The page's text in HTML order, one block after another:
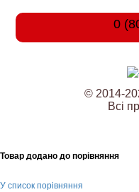
0
© 2014-
Всі
Товар додано до порівняння
У список порівняння